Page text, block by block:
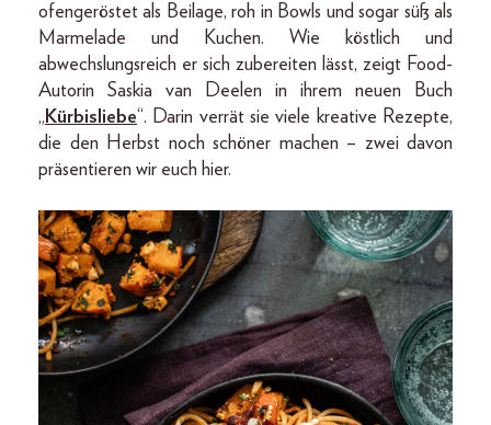
ofengeröstet als Beilage, roh in Bowls und sogar süß als
Marmelade und Kuchen. Wie köstlich und
abwechslungsreich er sich zubereiten lässt, zeigt Food-
Autorin Saskia van Deelen in ihrem neuen Buch
„ Kürbisliebe“. Darin verrät sie viele kreative Rezepte,
die den Herbst noch schöner machen – zwei davon
präsentieren wir euch hier.